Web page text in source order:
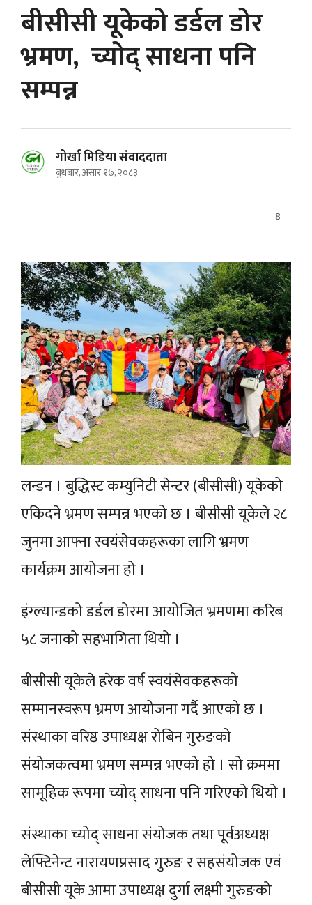
बीसीसी यूकेको डर्डल डोर
भ्रमण, च्योद् साधना पनि
सम्पन्न
गोर्खा मिडिया संवाददाता
बुधबार, असार १७, २०८३
8
लन्डन । बुद्धिस्ट कम्युनिटी सेन्टर (बीसीसी) यूकेको
एकिदने भ्रमण सम्पन्न भएको छ । बीसीसी यूकेले २८
जुनमा आफ्ना स्वयंसेवकहरूका लागि भ्रमण
कार्यक्रम आयोजना हो ।
इंग्ल्यान्डको डर्डल डोरमा आयोजित भ्रमणमा करिब
५८ जनाको सहभागिता थियो ।
बीसीसी यूकेले हरेक वर्ष स्वयंसेवकहरूको
सम्मानस्वरूप भ्रमण आयोजना गर्दै आएको छ ।
संस्थाका वरिष्ठ उपाध्यक्ष रोबिन गुरुङको
संयोजकत्वमा भ्रमण सम्पन्न भएको हो । सो क्रममा
सामूहिक रूपमा च्योद् साधना पनि गरिएको थियो ।
संस्थाका च्योद् साधना संयोजक तथा पूर्वअध्यक्ष
लेफ्टिनेन्ट नारायणप्रसाद गुरुङ र सहसंयोजक एवं
बीसीसी यूके आमा उपाध्यक्ष दुर्गा लक्ष्मी गुरुङको